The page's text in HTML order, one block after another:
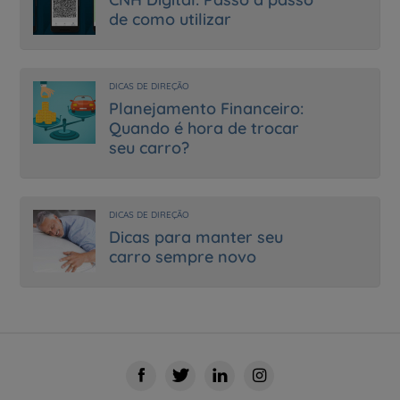
de como utilizar
DICAS DE DIREÇÃO
Planejamento Financeiro:
Quando é hora de trocar
seu carro?
DICAS DE DIREÇÃO
Dicas para manter seu
carro sempre novo